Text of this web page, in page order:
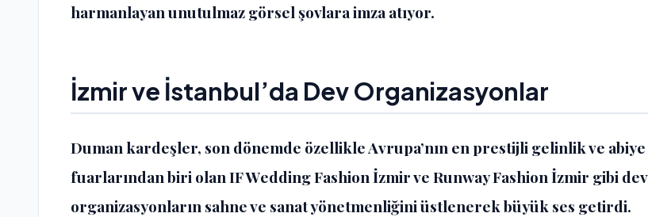
harmanlayan unutulmaz görsel şovlara imza atıyor.
İzmir ve İstanbul’da Dev Organizasyonlar
Duman kardeşler, son dönemde özellikle Avrupa’nın en prestijli gelinlik ve abiye
fuarlarından biri olan IF Wedding Fashion İzmir ve Runway Fashion İzmir gibi dev
organizasyonların sahne ve sanat yönetmenliğini üstlenerek büyük ses getirdi.